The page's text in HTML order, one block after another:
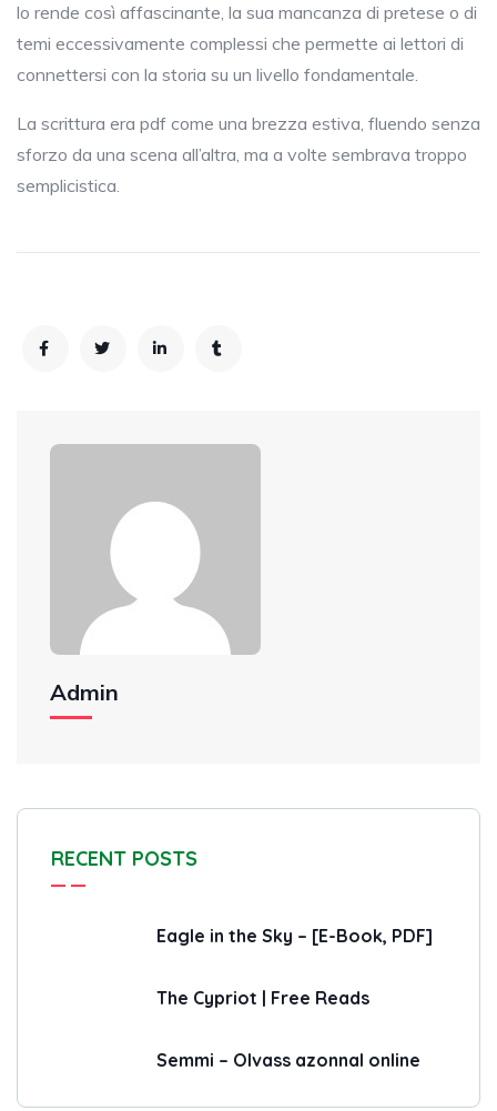
lo rende così affascinante, la sua mancanza di pretese o di
temi eccessivamente complessi che permette ai lettori di
connettersi con la storia su un livello fondamentale.
La scrittura era pdf come una brezza estiva, fluendo senza
sforzo da una scena all’altra, ma a volte sembrava troppo
semplicistica.
Admin
RECENT POSTS
Eagle in the Sky – [E-Book, PDF]
The Cypriot | Free Reads
Semmi – Olvass azonnal online